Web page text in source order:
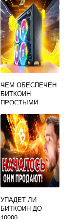
ЧЕМ ОБЕСПЕЧЕН
БИТКОИН
ПРОСТЫМИ
УПАДЕТ ЛИ
БИТКОИН ДО
10000